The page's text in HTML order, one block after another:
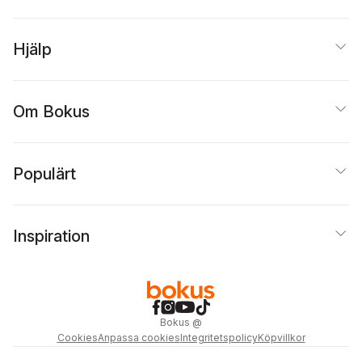
Hjälp
Om Bokus
Populärt
Inspiration
Bokus @
CookiesAnpassa cookiesIntegritetspolicyKöpvillkor